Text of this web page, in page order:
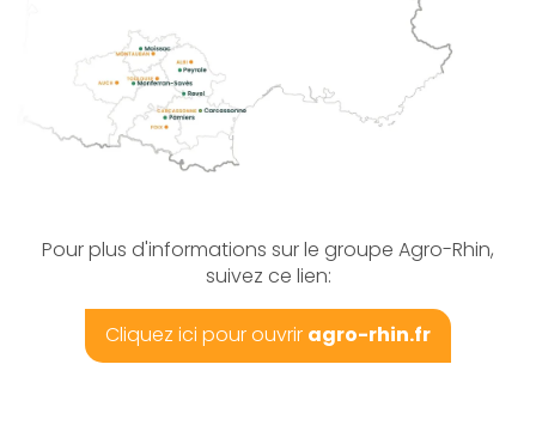
Pour plus d'informations sur le groupe Agro-Rhin,
suivez ce lien:
Cliquez ici pour ouvrir agro-rhin.fr